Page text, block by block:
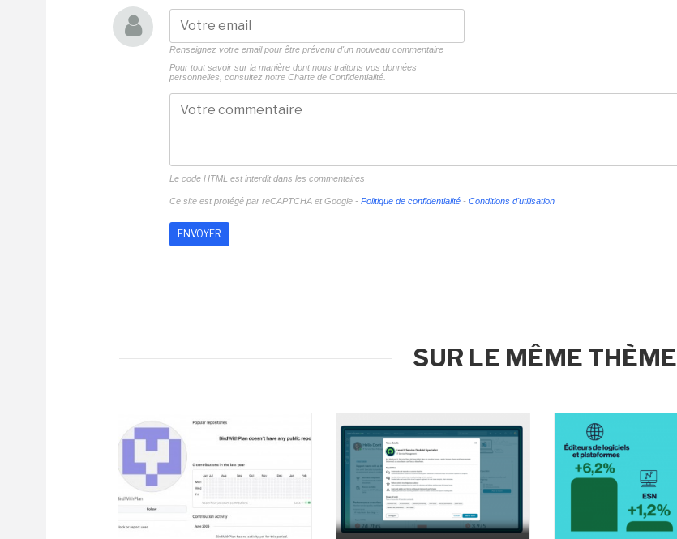
Renseignez votre email pour être prévenu d'un nouveau commentaire
Pour tout savoir sur la manière dont nous traitons vos données
personnelles, consultez notre Charte de Confidentialité.
Le code HTML est interdit dans les commentaires
Ce site est protégé par reCAPTCHA et Google - Politique de confidentialité - Conditions d'utilisation
SUR LE MÊME THÈME